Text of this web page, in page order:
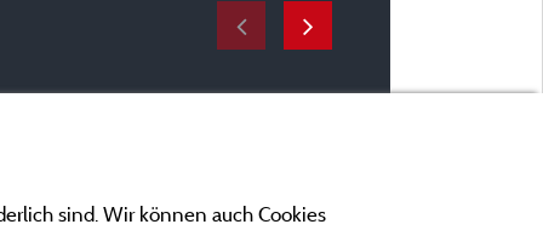
sind. Wir können auch Cookies